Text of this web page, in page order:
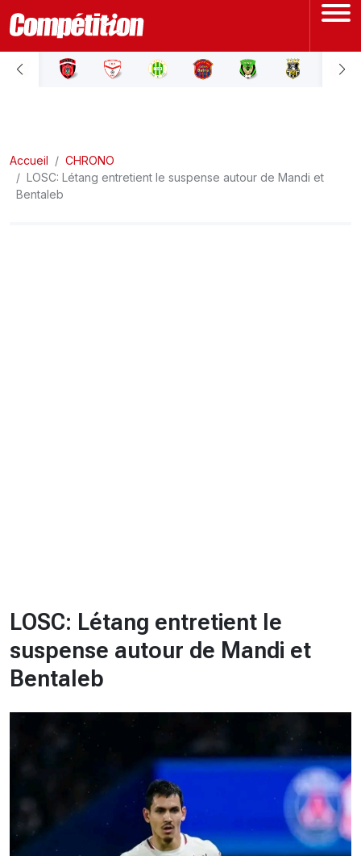
ACCUEIL
LIGUE 2
Accueil
CHRONO
LOSC: Létang entretient le suspense autour de Mandi et
Bentaleb
LOSC: Létang entretient le
suspense autour de Mandi et
Bentaleb